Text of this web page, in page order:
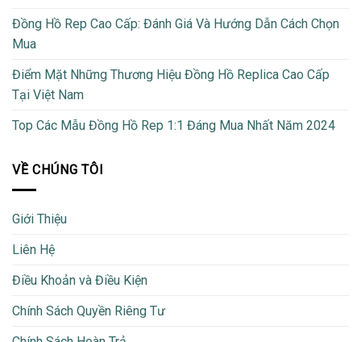
Đồng Hồ Rep Cao Cấp: Đánh Giá Và Hướng Dẫn Cách Chọn
Mua
Điểm Mặt Những Thương Hiệu Đồng Hồ Replica Cao Cấp
Tại Việt Nam
Top Các Mẫu Đồng Hồ Rep 1:1 Đáng Mua Nhất Năm 2024
VỀ CHÚNG TÔI
Giới Thiệu
Liên Hệ
Điều Khoản và Điều Kiện
Chính Sách Quyền Riêng Tư